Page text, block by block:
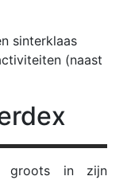
sinterklaas
(naast
groots in zijn